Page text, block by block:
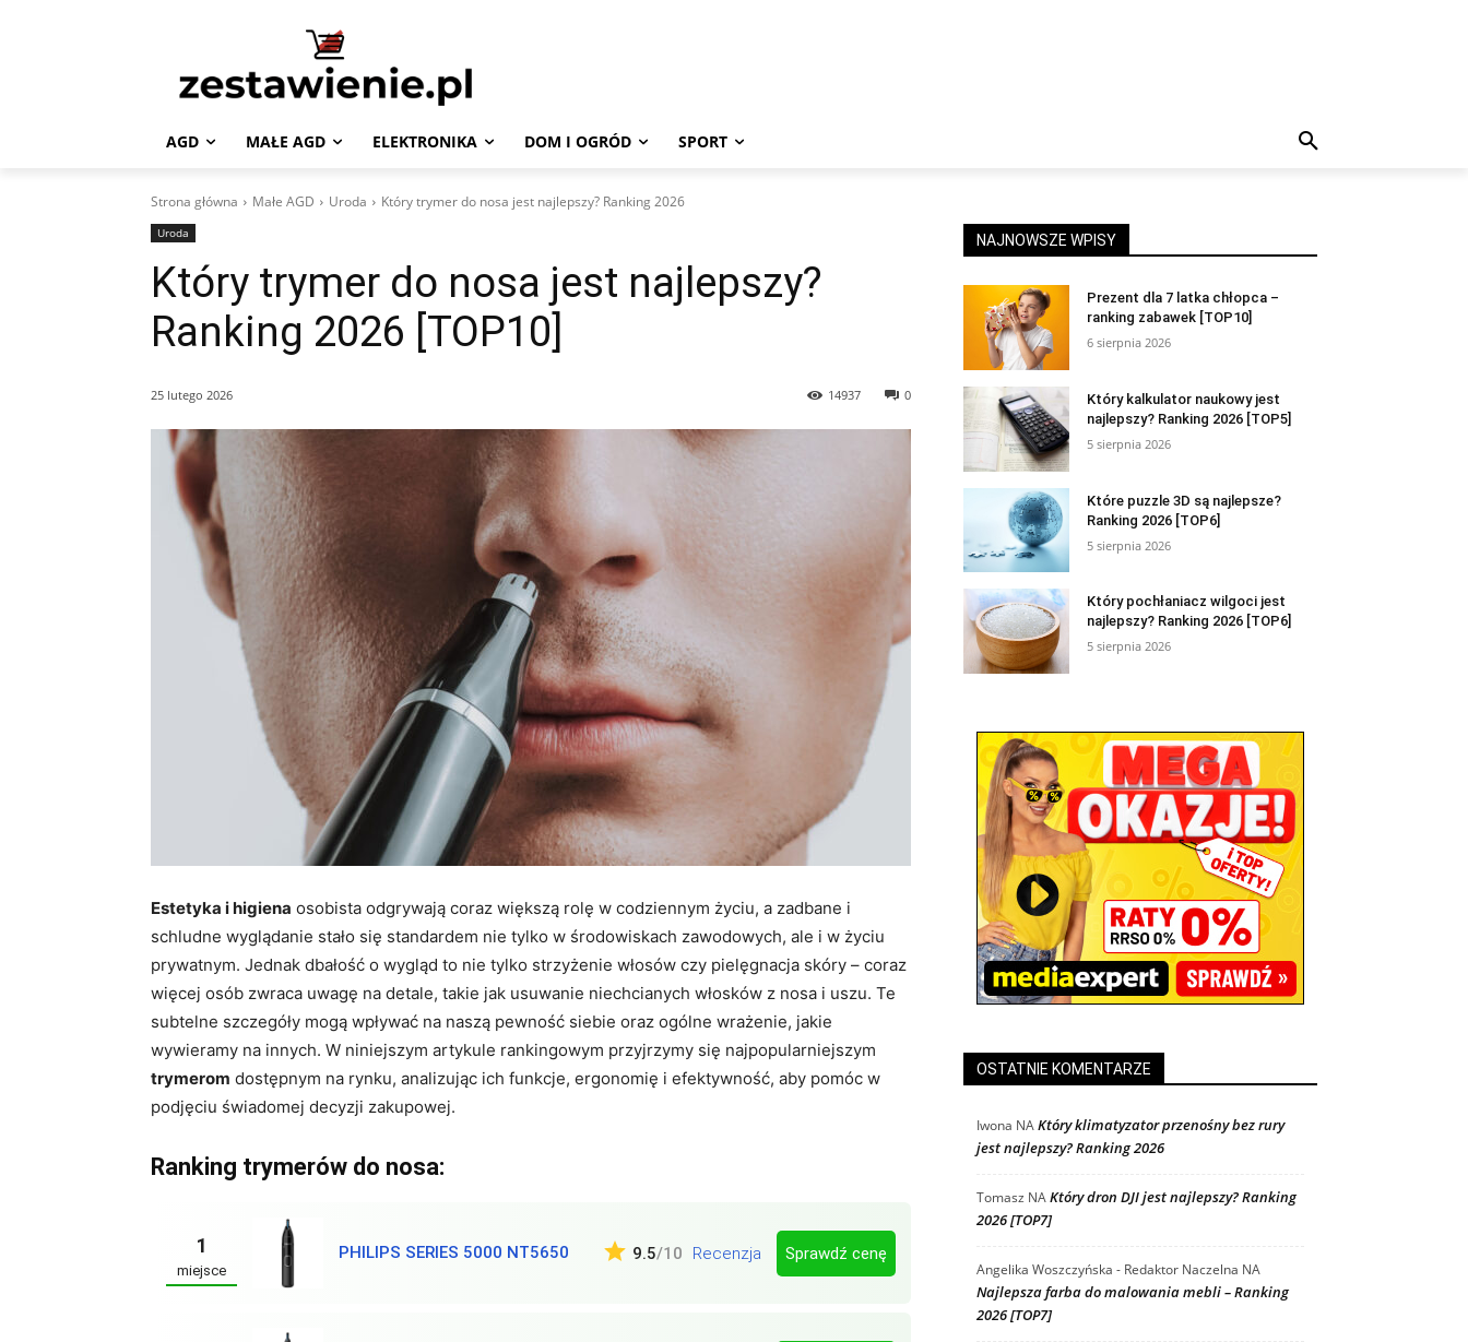
AGD MAŁE AGD ELEKTRONIKA DOM I OGRÓD SPORT
Strona główna Małe AGD Uroda Który trymer do nosa jest najlepszy? Ranking 2026
Uroda
Który trymer do nosa jest najlepszy?
Ranking 2026 [TOP10]
25 lutego 2026 0
14937
Estetyka i higiena osobista odgrywają coraz większą rolę w codziennym życiu, a zadbane i
schludne wyglądanie stało się standardem nie tylko w środowiskach zawodowych, ale i w życiu
prywatnym. Jednak dbałość o wygląd to nie tylko strzyżenie włosów czy pielęgnacja skóry – coraz
więcej osób zwraca uwagę na detale, takie jak usuwanie niechcianych włosków z nosa i uszu. Te
subtelne szczegóły mogą wpływać na naszą pewność siebie oraz ogólne wrażenie, jakie
wywieramy na innych. W niniejszym artykule rankingowym przyjrzymy się najpopularniejszym
trymerom dostępnym na rynku, analizując ich funkcje, ergonomię i efektywność, aby pomóc w
podjęciu świadomej decyzji zakupowej.
Ranking trymerów do nosa:
1
miejsce
PHILIPS SERIES 5000 NT5650 9.5/10 Recenzja Sprawdź cenę
NAJNOWSZE WPISY
Prezent dla 7 latka chłopca –
ranking zabawek [TOP10]
6 sierpnia 2026
Który kalkulator naukowy jest
najlepszy? Ranking 2026 [TOP5]
5 sierpnia 2026
Które puzzle 3D są najlepsze?
Ranking 2026 [TOP6]
5 sierpnia 2026
Który pochłaniacz wilgoci jest
najlepszy? Ranking 2026 [TOP6]
5 sierpnia 2026
OSTATNIE KOMENTARZE
Iwona NAKtóry klimatyzator przenośny bez rury
jest najlepszy? Ranking 2026
Tomasz NAKtóry dron DJI jest najlepszy? Ranking
2026 [TOP7]
Angelika Woszczyńska - Redaktor Naczelna NA
Najlepsza farba do malowania mebli – Ranking
2026 [TOP7]